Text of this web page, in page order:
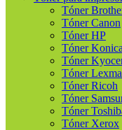
Tóner
Tóner Canon
Tóner HP
Tóner
Tóner
Tóner
Tóner Ricoh
Tóner
Tóner
Tóner Xerox